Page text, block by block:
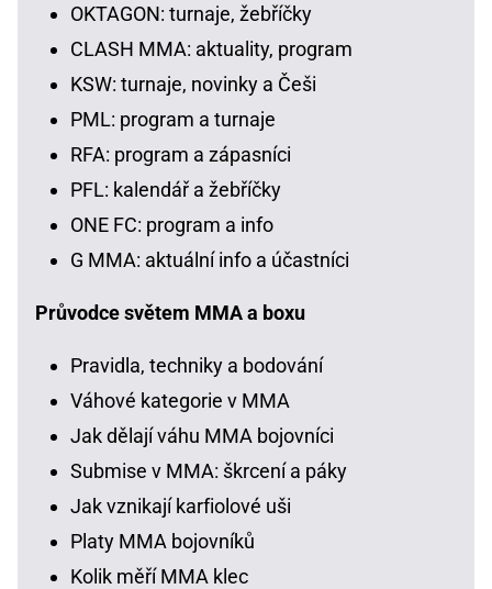
OKTAGON: turnaje, žebříčky
CLASH MMA: aktuality, program
KSW: turnaje, novinky a Češi
PML: program a turnaje
RFA: program a zápasníci
PFL: kalendář a žebříčky
ONE FC: program a info
G MMA: aktuální info a účastníci
Průvodce světem MMA a boxu
Pravidla, techniky a bodování
Váhové kategorie v MMA
Jak dělají váhu MMA bojovníci
Submise v MMA: škrcení a páky
Jak vznikají karfiolové uši
Platy MMA bojovníků
Kolik měří MMA klec